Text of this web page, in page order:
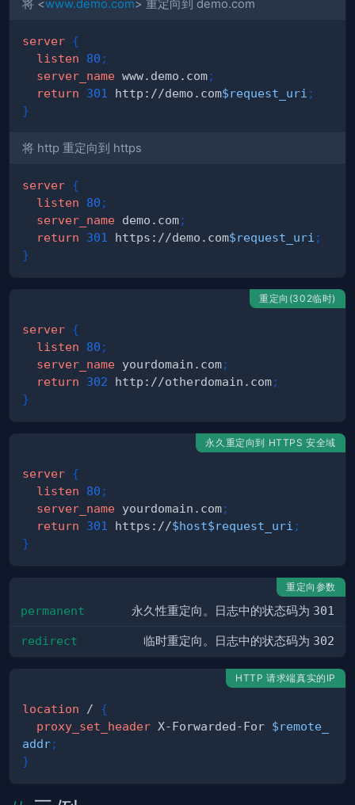
将 <www.demo.com> 重定向到 demo.com
server {
listen
80 ;
server_name www.demo.com;
return
301 http://demo.com$request_uri ;
}
将 http 重定向到 https
server {
listen
80 ;
server_name demo.com;
return
301 https://demo.com$request_uri ;
}
重定向(302临时)
server {
listen
80 ;
server_name yourdomain.com;
return
302 http://otherdomain.com;
}
永久重定向到 HTTPS 安全域
server {
listen
80 ;
server_name yourdomain.com;
return
301 https://$host$request_uri ;
}
重定向参数
permanent 永久性重定向。日志中的状态码为 301
redirect 临时重定向。日志中的状态码为 302
HTTP 请求端真实的IP
location /
{
proxy_set_header X-Forwarded-For $remote_
addr;
}